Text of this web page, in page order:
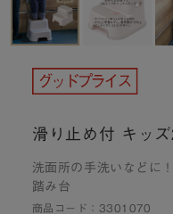
滑り止め付 キッ
洗面所の手洗いなどに
踏み台
商品コード： 3301070